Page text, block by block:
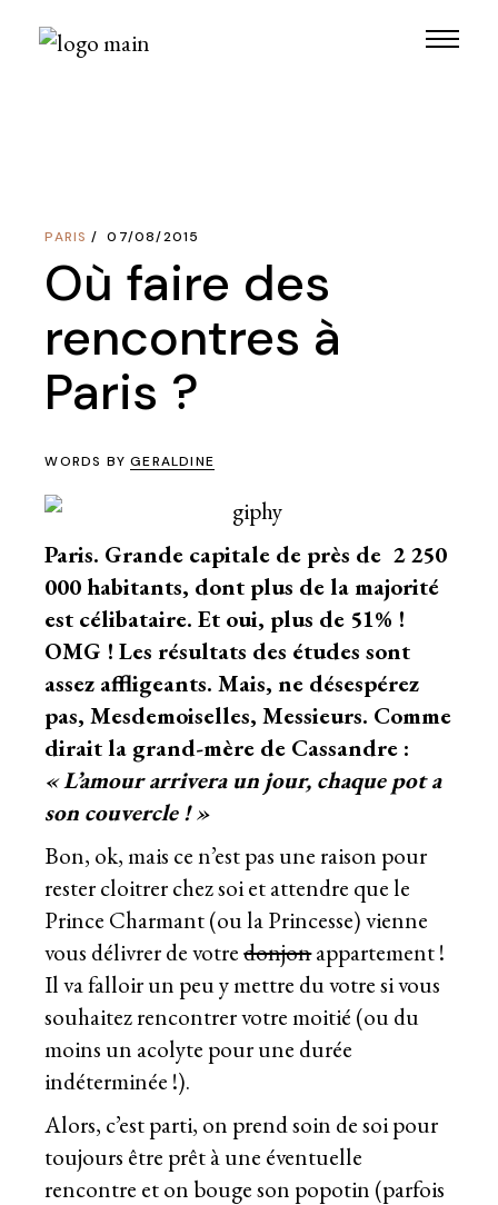
PARIS 07/08/2015
Où faire des
rencontres à
Paris ?
WORDS BYGERALDINE
Paris. Grande capitale de près de 2 250
000 habitants, dont plus de la majorité
est célibataire. Et oui, plus de 51% !
OMG ! Les résultats des études sont
assez affligeants. Mais, ne désespérez
pas, Mesdemoiselles, Messieurs. Comme
dirait la grand-mère de Cassandre :
« L’amour arrivera un jour, chaque pot a
son couvercle ! »
Bon, ok, mais ce n’est pas une raison pour
rester cloitrer chez soi et attendre que le
Prince Charmant (ou la Princesse) vienne
vous délivrer de votredonjonappartement !
Il va falloir un peu y mettre du votre si vous
souhaitez rencontrer votre moitié (ou du
moins un acolyte pour une durée
indéterminée !).
Alors, c’est parti, on prend soin de soi pour
toujours être prêt à une éventuelle
rencontre et on bouge son popotin (parfois